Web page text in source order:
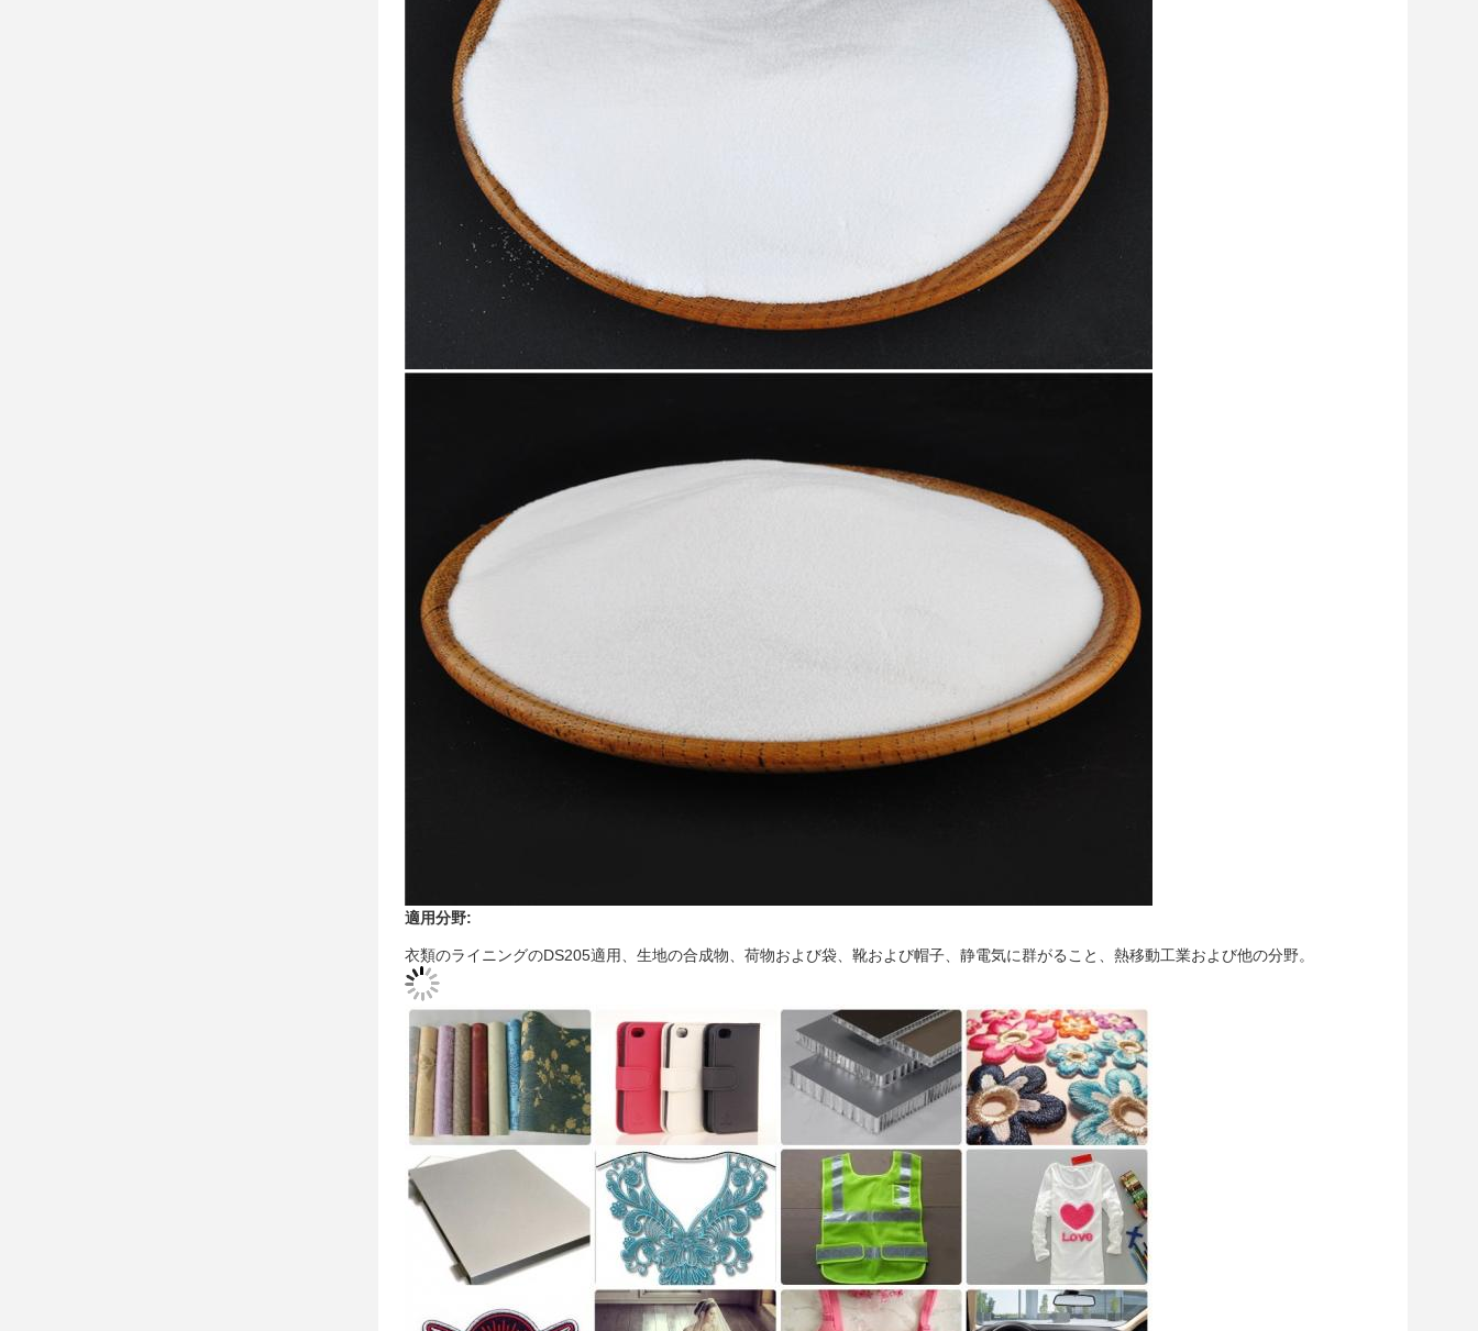
適用分野:
衣類のライニングのDS205適用、生地の合成物、荷物および袋、靴および帽子、静電気に群がること、熱移動工業および他の分野。